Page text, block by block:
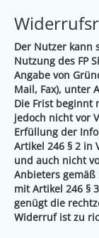
Der Nutzer kann
Nutzung des FP
Angabe von
Mail, Fax), unter
Die Frist beginnt
jedoch nicht vor
Erfüllung der
Artikel 246 § 2 in
und auch nicht
Anbieters gemäß
mit Artikel 246 §
genügt die
Widerruf ist zu